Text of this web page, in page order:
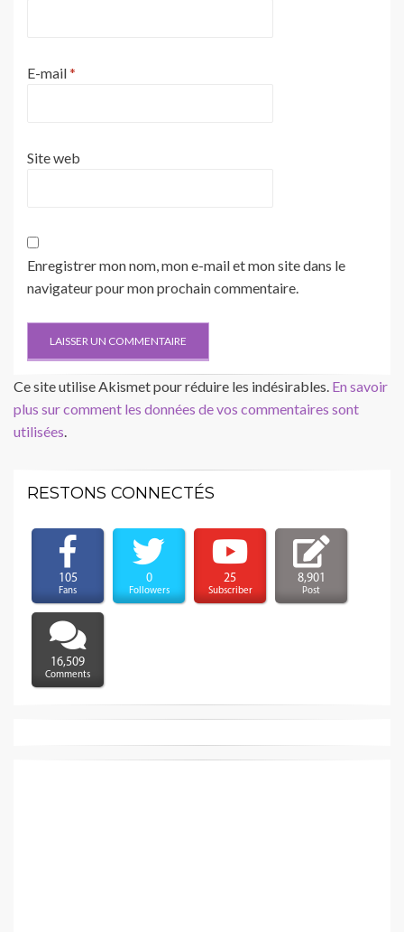
E-mail*
Site web
Enregistrer mon nom, mon e-mail et mon site dans le
navigateur pour mon prochain commentaire.
Ce site utilise Akismet pour réduire les indésirables. En savoir
plus sur comment les données de vos commentaires sont
utilisées.
RESTONS CONNECTÉS
105
Fans
0
Followers
25
Subscriber
8,901
Post
16,509
Comments